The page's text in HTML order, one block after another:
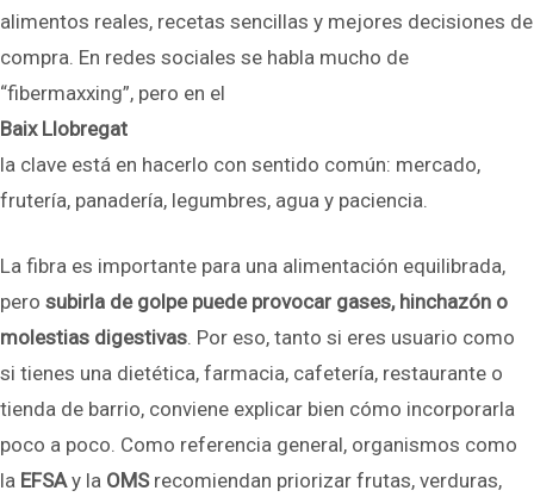
alimentos reales, recetas sencillas y mejores decisiones de
compra. En redes sociales se habla mucho de
“fibermaxxing”, pero en el
Baix Llobregat
la clave está en hacerlo con sentido común: mercado,
frutería, panadería, legumbres, agua y paciencia.
La fibra es importante para una alimentación equilibrada,
pero subirla de golpe puede provocar gases, hinchazón o
molestias digestivas. Por eso, tanto si eres usuario como
si tienes una dietética, farmacia, cafetería, restaurante o
tienda de barrio, conviene explicar bien cómo incorporarla
poco a poco. Como referencia general, organismos como
la EFSAy la OMSrecomiendan priorizar frutas, verduras,